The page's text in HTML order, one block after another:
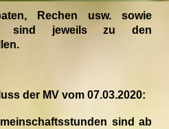
Rechen usw. sowie
sind jeweils zu den
der MV vom 07.03.2020:
sind ab